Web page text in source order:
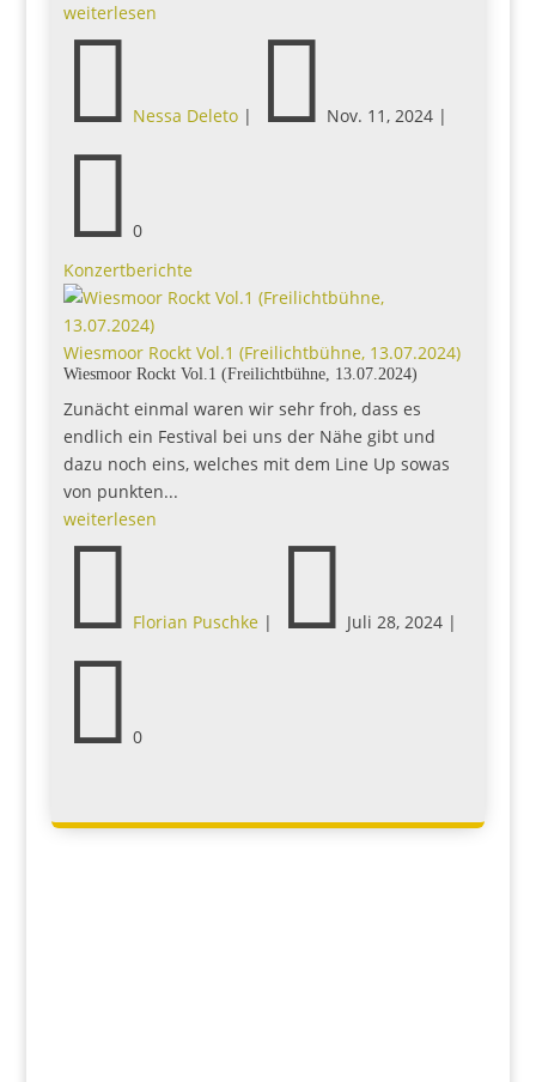
weiterlesen
 Nessa Deleto|  Nov. 11, 2024|
 0
Konzertberichte
Wiesmoor Rockt Vol.1 (Freilichtbühne, 13.07.2024)
Wiesmoor Rockt Vol.1 (Freilichtbühne, 13.07.2024)
Zunächt einmal waren wir sehr froh, dass es
endlich ein Festival bei uns der Nähe gibt und
dazu noch eins, welches mit dem Line Up sowas
von punkten...
weiterlesen
 Florian Puschke|  Juli 28, 2024|
 0